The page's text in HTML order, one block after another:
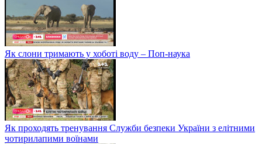
Як слони тримають у хоботі воду – Поп-наука
Як проходять тренування Служби безпеки України з елітними
чотирилапими воїнами